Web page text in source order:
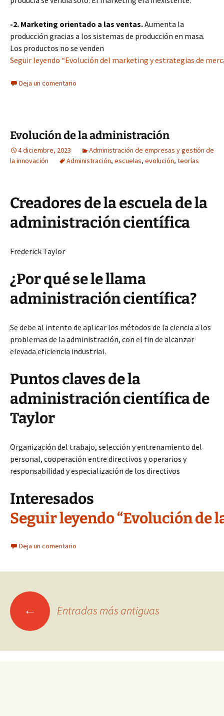
-2. Marketing orientado a las ventas.Aumenta la
producción gracias a los sistemas de producción en masa.
Los productos no se venden
Seguir leyendo “Evolución del marketing y estrategias de
Deja un comentario
Evolución de la administración
4 diciembre, 2023
Administración de empresas y gestión de
la innovación
Administración, escuelas, evolución, teorías
Creadores de la escuela de la
administración científica
Frederick Taylor
¿Por qué se le llama
administración científica?
Se debe al intento de aplicar los métodos de la ciencia a los
problemas de la administración, con el fin de alcanzar
elevada eficiencia industrial.
Puntos claves de la
administración científica de
Taylor
Organización del trabajo, selección y entrenamiento del
personal, cooperación entre directivos y operarios y
responsabilidad y especialización de los directivos
Interesados
Seguir leyendo “Evolución de
Deja un comentario
Ir ← Entradas más antiguas